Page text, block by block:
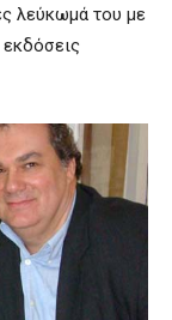
λεύκωμά του με
εκδόσεις